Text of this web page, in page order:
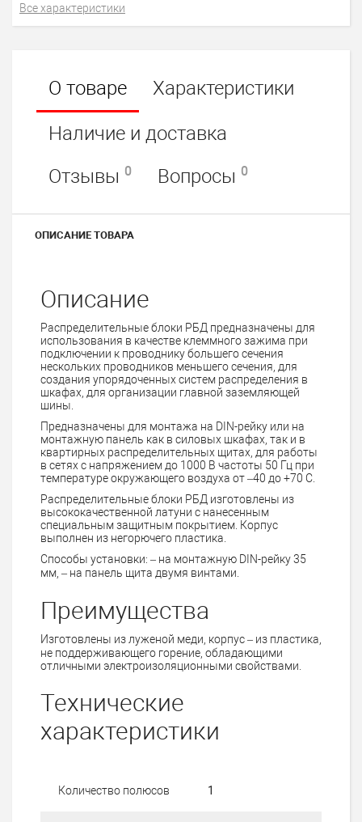
Все характеристики
О товаре
Характеристики
Наличие и доставка
Отзывы 0 Вопросы 0
ОПИСАНИЕ ТОВАРА
Описание
Распределительные блоки РБД предназначены для
использования в качестве клеммного зажима при
подключении к проводнику большего сечения
нескольких проводников меньшего сечения, для
создания упорядоченных систем распределения в
шкафах, для организации главной заземляющей
шины.
Предназначены для монтажа на DIN-рейку или на
монтажную панель как в силовых шкафах, так и в
квартирных распределительных щитах, для работы
в сетях с напряжением до 1000 В частоты 50 Гц при
температуре окружающего воздуха от –40 до +70 С.
Распределительные блоки РБД изготовлены из
высококачественной латуни с нанесенным
специальным защитным покрытием. Корпус
выполнен из негорючего пластика.
Способы установки: – на монтажную DIN-рейку 35
мм, – на панель щита двумя винтами.
Преимущества
Изготовлены из луженой меди, корпус – из пластика,
не поддерживающего горение, обладающими
отличными электроизоляционными свойствами.
Технические
характеристики
Количество полюсов 1